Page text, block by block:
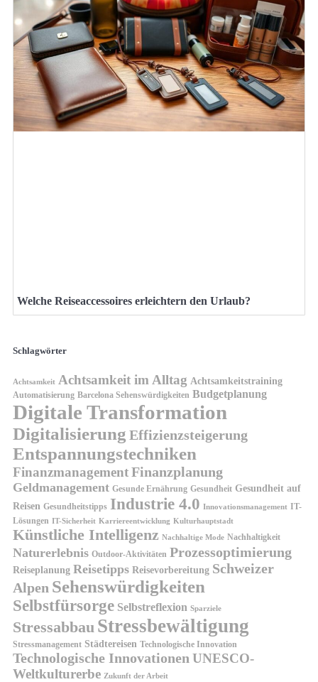
Welche Reiseaccessoires erleichtern den Urlaub?
Schlagwörter
Achtsamkeit Achtsamkeit im Alltag Achtsamkeitstraining
Automatisierung Barcelona Sehenswürdigkeiten Budgetplanung
Digitale Transformation
Digitalisierung Effizienzsteigerung
Entspannungstechniken
FinanzmanagementFinanzplanung
Geldmanagement Gesunde Ernährung Gesundheit Gesundheit auf
Reisen Gesundheitstipps Industrie 4.0 Innovationsmanagement IT-
Lösungen IT-Sicherheit Karriereentwicklung Kulturhauptstadt
Künstliche Intelligenz Nachhaltige Mode Nachhaltigkeit
Naturerlebnis Outdoor-Aktivitäten Prozessoptimierung
Reiseplanung Reisetipps Reisevorbereitung Schweizer
Alpen Sehenswürdigkeiten
Selbstfürsorge Selbstreflexion Sparziele
Stressabbau Stressbewältigung
Stressmanagement Städtereisen Technologische Innovation
Technologische Innovationen UNESCO-
Weltkulturerbe Zukunft der Arbeit